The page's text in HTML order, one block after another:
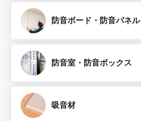
防音ボード・防音パネル
防音室・防音ボックス
吸音材